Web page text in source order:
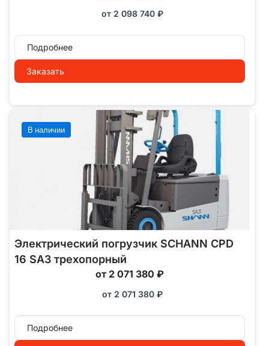
от 2 098 740 ₽
Подробнее
Заказать
В наличии
Электрический погрузчик SCHANN CPD
16 SA3 трехопорный
от 2 071 380 ₽
от 2 071 380 ₽
Подробнее